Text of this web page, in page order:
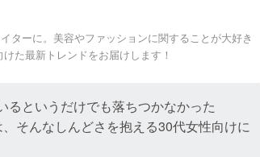
ターに。美容やファッションに関することが大好き
た最新トレンドをお届けします！
るというだけでも落ちつかなかった
そんなしんどさを抱える30代女性向けに